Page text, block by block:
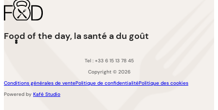
Food of the day, la santé a du goût
Tel : +33 6 15 13 78 45
Copyright © 2026
Conditions générales de ventePolitique de confidentialitéPolitique des cookies
Powered by Kafé Studio